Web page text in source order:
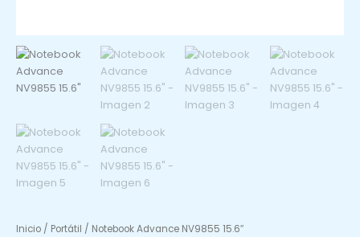
Inicio / Portátil / Notebook Advance NV9855 15.6″